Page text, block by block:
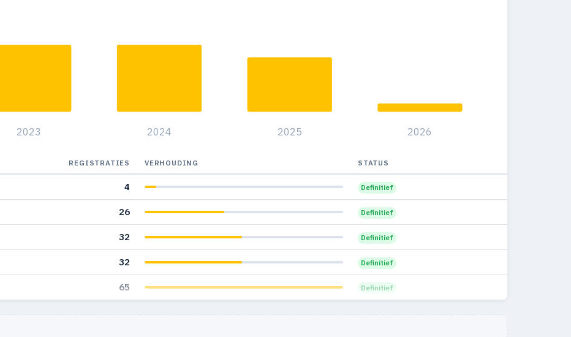
2023 2024 2025 2026
REGISTRATIES VERHOUDING STATUS
4 Definitief
26 Definitief
32 Definitief
32 Definitief
65 Definitief